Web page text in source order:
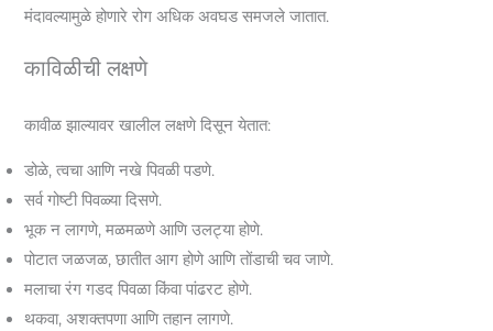
मंदावल्यामुळे होणारे रोग अधिक अवघड समजले जातात.
काविळीची लक्षणे
कावीळ झाल्यावर खालील लक्षणे दिसून येतात:
डोळे, त्वचा आणि नखे पिवळी पडणे.
सर्व गोष्टी पिवळ्या दिसणे.
भूक न लागणे, मळमळणे आणि उलट्या होणे.
पोटात जळजळ, छातीत आग होणे आणि तोंडाची चव जाणे.
मलाचा रंग गडद पिवळा किंवा पांढरट होणे.
थकवा, अशक्तपणा आणि तहान लागणे.